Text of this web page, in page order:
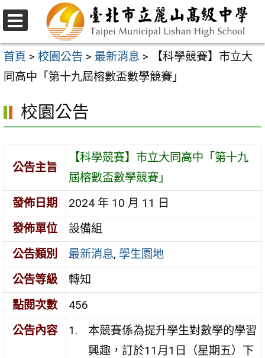
跳
至
主
要
容
區
選
單
首頁 > 校園公告 > 最新消息 >
【科學競賽】市立大
同高中「第十九屆榕數盃數學競賽」
校園公告
公告主旨
【科學競賽】市立大同高中「第十九
屆榕數盃數學競賽」
發佈日期
2024 年 10 月 11 日
發佈單位
設備組
公告類別
最新消息, 學生園地
公告等級
轉知
點閱次數
456
公告內容
本競賽係為提升學生對數學的學習
興趣，訂於11月1日（星期五）下